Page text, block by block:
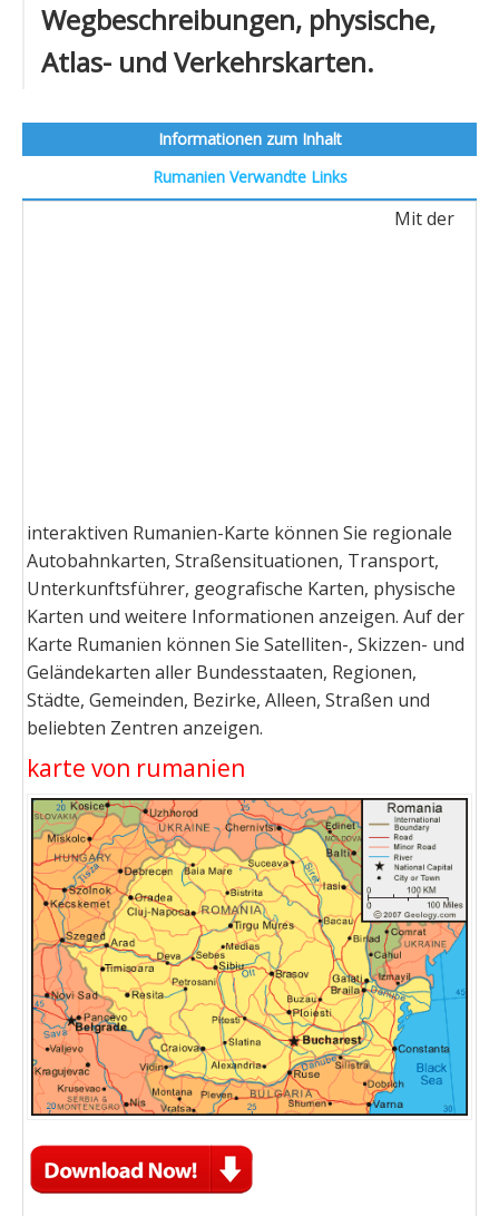
Wegbeschreibungen, physische,
Atlas- und Verkehrskarten.
Informationen zum Inhalt
RumanienVerwandte Links
Mit der
interaktiven Rumanien-Karte können Sie regionale
Autobahnkarten, Straßensituationen, Transport,
Unterkunftsführer, geografische Karten, physische
Karten und weitere Informationen anzeigen. Auf der
Karte Rumanien können Sie Satelliten-, Skizzen- und
Geländekarten aller Bundesstaaten, Regionen,
Städte, Gemeinden, Bezirke, Alleen, Straßen und
beliebten Zentren anzeigen.
karte von rumanien